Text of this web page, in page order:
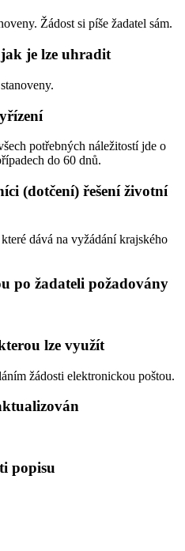
Žádost si píše žadatel sám.
je lze uhradit
potřebných náležitostí jde o
do 60 dnů.
(dotčení) řešení životní
dává na vyžádání krajského
po žadateli požadovány
lze využít
žádosti elektronickou poštou.
popisu